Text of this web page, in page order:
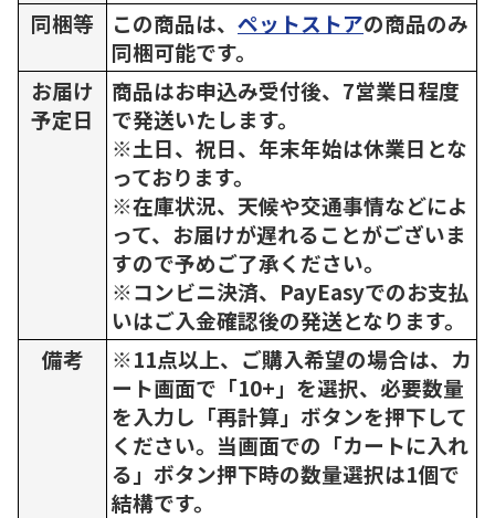
同梱等
この商品は、 ペットストアの商品のみ
同梱可能です。
お届け
予定日
商品はお申込み受付後、7営業日程度
で発送いたします。
※土日、祝日、年末年始は休業日とな
っております。
※在庫状況、天候や交通事情などによ
って、お届けが遅れることがございま
すので予めご了承ください。
※コンビニ決済、PayEasyでのお支払
いはご入金確認後の発送となります。
備考
※11点以上、ご購入希望の場合は、カ
ート画面で「10+」を選択、必要数量
を入力し「再計算」ボタンを押下して
ください。当画面での「カートに入れ
る」ボタン押下時の数量選択は1個で
結構です。